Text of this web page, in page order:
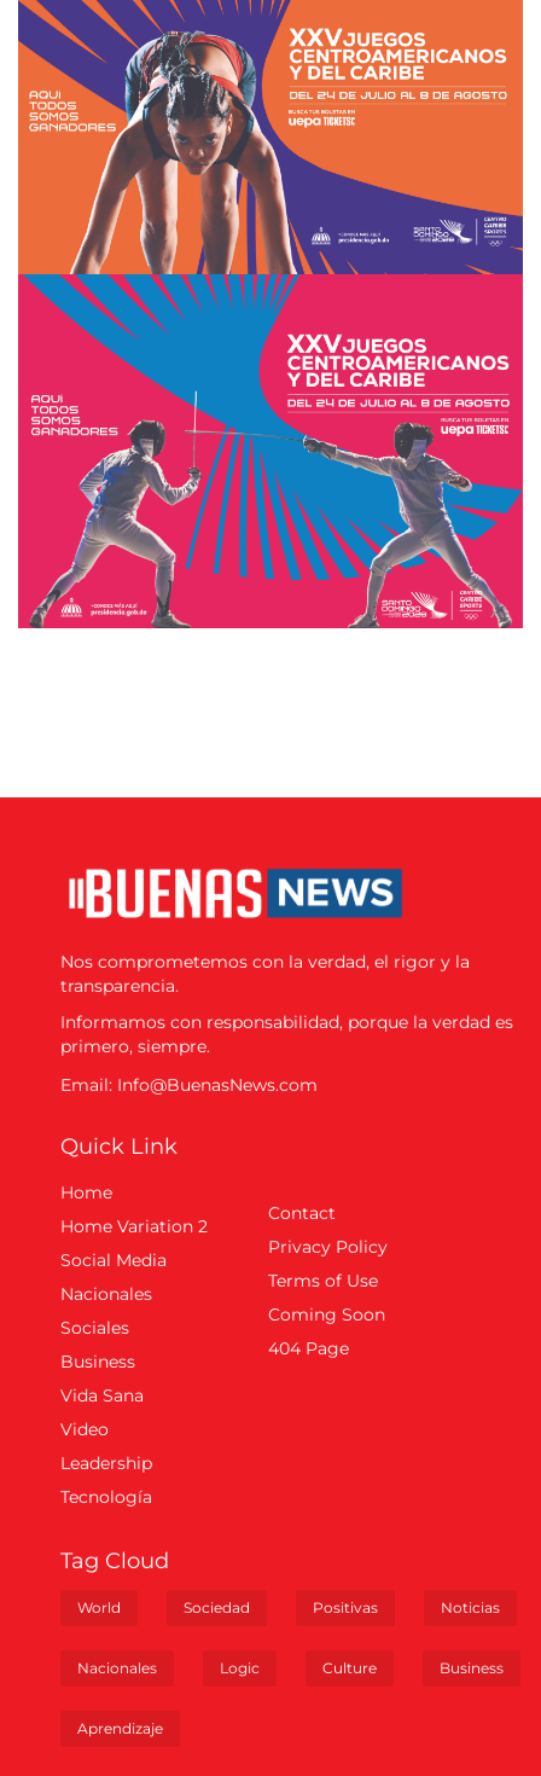
Nos comprometemos con la verdad, el rigor y la
transparencia.
Informamos con responsabilidad, porque la verdad es
primero, siempre.
Email: Info@BuenasNews.com
Quick Link
Home
Home Variation 2
Social Media
Nacionales
Sociales
Business
Vida Sana
Video
Leadership
Tecnología
Contact
Privacy Policy
Terms of Use
Coming Soon
404 Page
Tag Cloud
World Sociedad Positivas Noticias
Nacionales Logic Culture Business
Aprendizaje